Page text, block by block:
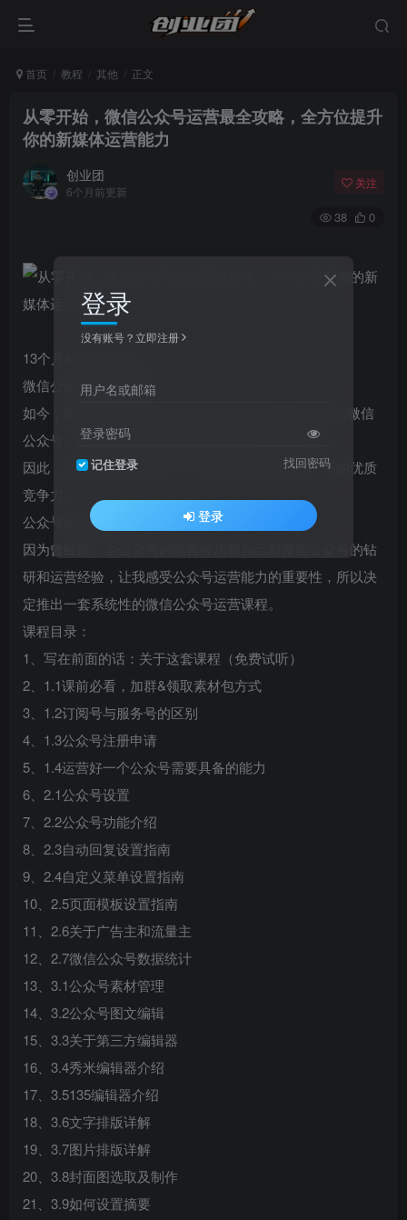
首页 教程 其他 正文
从零开始，微信公众号运营最全攻略，全方位提升
你的新媒体运营能力
创业团
6个月前更新
关注
38 0
13个月时间精心打磨，从申请公众号开始
微信公众号最全攻略
如今，微信拥有高达10亿+的用户数，有超过1000万的微信
公众号，微信公众号成为当下非常强大的传播媒介。
因此，拥有出色的微信公众号运营能力将是当下职场的优质
竞争力。
公众号运营能力=职场竞争力
因为曾经政、企公众号的运营经历和自己对微信公众号的钻
研和运营经验，让我感受公众号运营能力的重要性，所以决
定推出一套系统性的微信公众号运营课程。
课程目录：
1、写在前面的话：关于这套课程（免费试听）
2、1.1课前必看，加群&领取素材包方式
3、1.2订阅号与服务号的区别
4、1.3公众号注册申请
5、1.4运营好一个公众号需要具备的能力
6、2.1公众号设置
7、2.2公众号功能介绍
8、2.3自动回复设置指南
9、2.4自定义菜单设置指南
10、2.5页面模板设置指南
11、2.6关于广告主和流量主
12、2.7微信公众号数据统计
13、3.1公众号素材管理
14、3.2公众号图文编辑
15、3.3关于第三方编辑器
16、3.4秀米编辑器介绍
17、3.5135编辑器介绍
18、3.6文字排版详解
19、3.7图片排版详解
20、3.8封面图选取及制作
21、3.9如何设置摘要
登录
没有账号？立即注册
用户名或邮箱
登录密码
记住登录 找回密码
登录